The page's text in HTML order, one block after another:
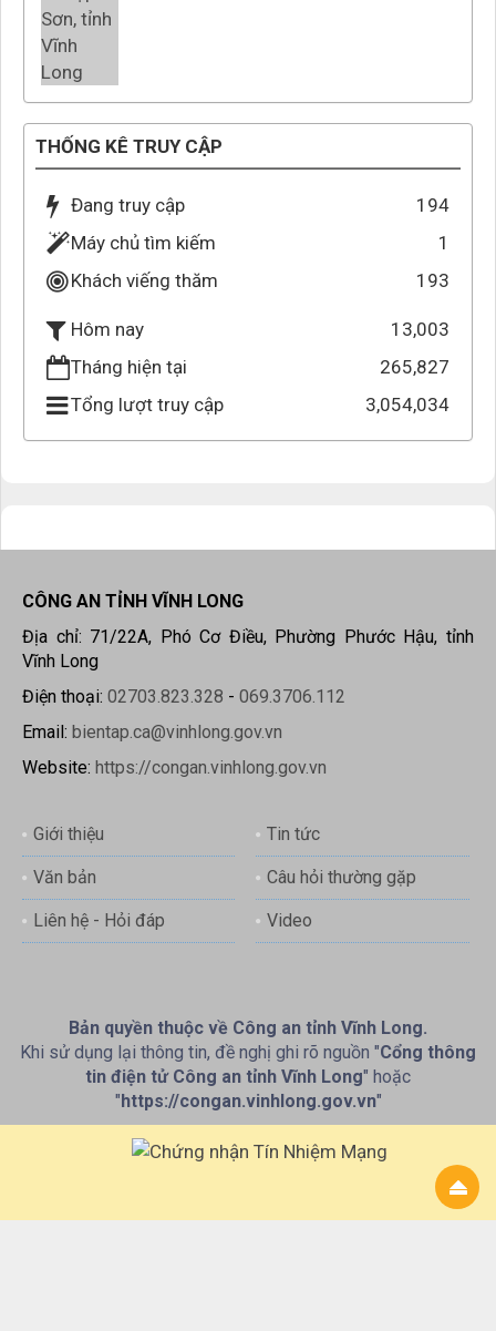
THỐNG KÊ TRUY CẬP
Đang truy cập
194
Máy chủ tìm kiếm
1
Khách viếng thăm
193
Hôm nay
13,003
Tháng hiện tại
265,827
Tổng lượt truy cập
3,054,034
CÔNG AN TỈNH VĨNH LONG
Địa chỉ: 71/22A, Phó Cơ Điều, Phường Phước Hậu, tỉnh
Vĩnh Long
Điện thoại: 02703.823.328 - 069.3706.112
Email: bientap.ca@vinhlong.gov.vn
Website: https://congan.vinhlong.gov.vn
Giới thiệu Tin tức
Văn bản Câu hỏi thường gặp
Liên hệ - Hỏi đáp Video
Bản quyền thuộc về Công an tỉnh Vĩnh Long.
Khi sử dụng lại thông tin, đề nghị ghi rõ nguồn "Cổng thông
tin điện tử Công an tỉnh Vĩnh Long" hoặc
"https://congan.vinhlong.gov.vn"